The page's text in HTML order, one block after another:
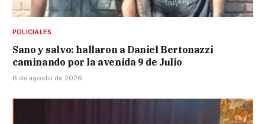
POLICIALES
Sano y salvo: hallaron a Daniel Bertonazzi
caminando por la avenida 9 de Julio
6 de agosto de 2026